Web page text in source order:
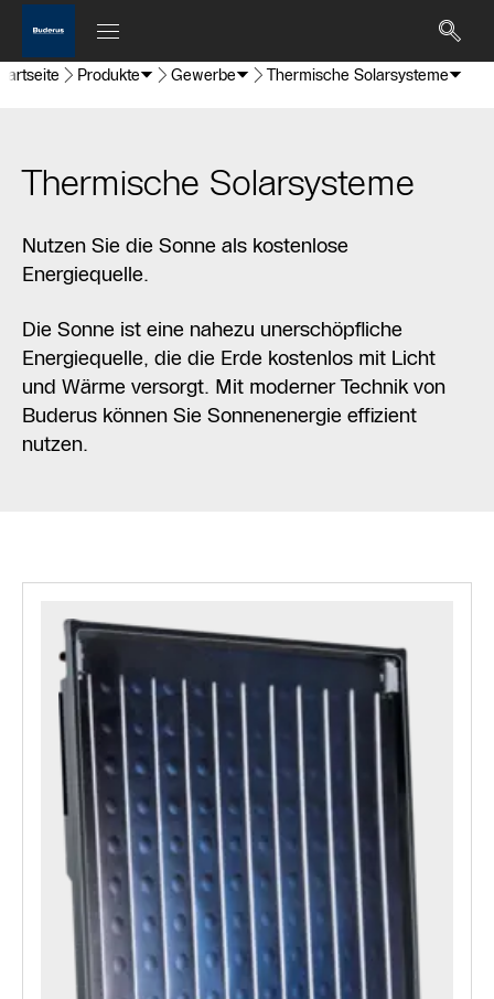
Produkte Gewerbe Thermische Solarsysteme
Thermische Solarsysteme
Nutzen Sie die Sonne als kostenlose
Energiequelle.
Die Sonne ist eine nahezu unerschöpfliche
Energiequelle, die die Erde kostenlos mit Licht
und Wärme versorgt. Mit moderner Technik von
Buderus können Sie Sonnenenergie effizient
nutzen.